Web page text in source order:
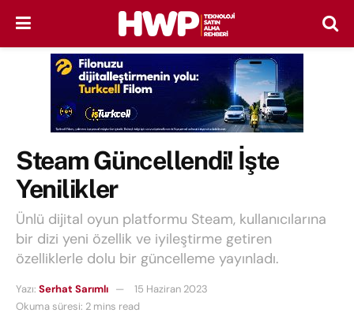
Steam Güncellendi! İşte
Yenilikler
Ünlü dijital oyun platformu Steam, kullanıcılarına
bir dizi yeni özellik ve iyileştirme getiren
özelliklerle dolu bir güncelleme yayınladı.
Yazı: Serhat Sarımlı
15 Haziran 2023
Okuma süresi: 2 mins read